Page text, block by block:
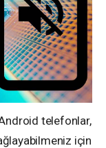
telefonlar,
için